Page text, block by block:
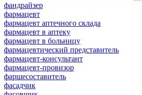
фандрайзер
фармацевт
фармацевт аптечного склада
фармацевт в аптеку
фармацевт в больницу
фармацевтический представитель
фармацевт-консультант
фармацевт-провизор
фаршесоставитель
фасадчик